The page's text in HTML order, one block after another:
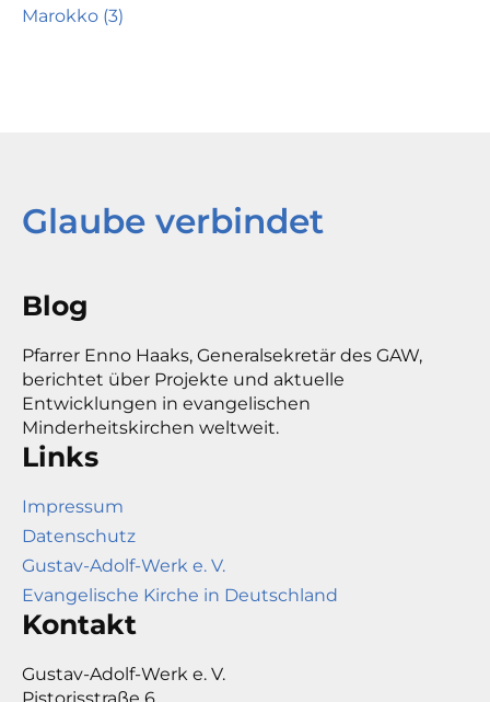
Marokko (3)
Glaube verbindet
Blog
Pfarrer Enno Haaks, Generalsekretär des GAW,
berichtet über Projekte und aktuelle
Entwicklungen in evangelischen
Minderheitskirchen weltweit.
Links
Impressum
Datenschutz
Gustav-Adolf-Werk e. V.
Evangelische Kirche in Deutschland
Kontakt
Gustav-Adolf-Werk e. V.
Pistorisstraße 6